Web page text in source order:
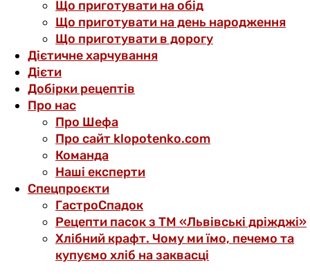
Що приготувати на обід
Що приготувати на день народження
Що приготувати в дорогу
Дієтичне харчування
Дієти
Добірки рецептів
Про нас
Про Шефа
Про сайт klopotenko.com
Команда
Наші експерти
Спецпроєкти
ГастроСпадок
Рецепти пасок з ТМ «Львівські дріжджі»
Хлібний крафт. Чому ми їмо, печемо та
купуємо хліб на заквасці